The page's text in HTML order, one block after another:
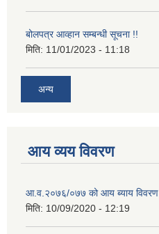
बोलपत्र आव्हान सम्बन्धी सूचना !!
मिति: 11/01/2023 - 11:18
अन्य
आय व्यय विवरण
आ.व.२०७६/०७७ को आय ब्याय विवरण
मिति: 10/09/2020 - 12:19